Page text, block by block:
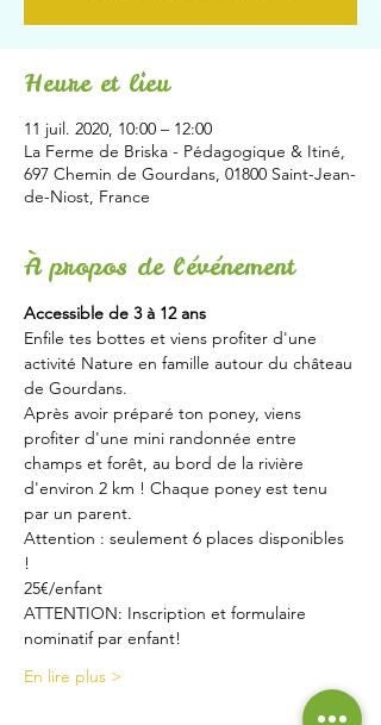
Heure et lieu
11 juil. 2020, 10:00 – 12:00
La Ferme de Briska - Pédagogique & Itiné,
697 Chemin de Gourdans, 01800 Saint-Jean-
de-Niost, France
À propos de l'événement
Accessible de 3 à 12 ans
Enfile tes bottes et viens profiter d'une
activité Nature en famille autour du château
de Gourdans.
Après avoir préparé ton poney, viens
profiter d'une mini randonnée entre
champs et forêt, au bord de la rivière
d'environ 2 km ! Chaque poney est tenu
par un parent.
Attention : seulement 6 places disponibles
!
25€/enfant
ATTENTION: Inscription et formulaire
nominatif par enfant!
En lire plus >